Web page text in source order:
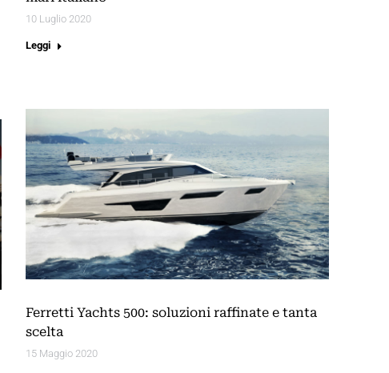
10 Luglio 2020
Leggi
Ferretti Yachts 500: soluzioni raffinate e tanta
scelta
15 Maggio 2020